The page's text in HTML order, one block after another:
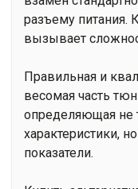
разъему питания.
вызывает
Правильная и
весомая часть
определяющая не
характеристики,
показатели.